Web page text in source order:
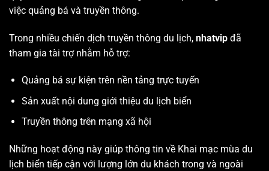
việc quảng bá và truyền thông.
Trong nhiều chiến dịch truyền thông du lịch, nhatvip đã
tham gia tài trợ nhằm hỗ trợ:
Quảng bá sự kiện trên nền tảng trực tuyến
Sản xuất nội dung giới thiệu du lịch biển
Truyền thông trên mạng xã hội
Những hoạt động này giúp thông tin về Khai mạc mùa du
lịch biển tiếp cận với lượng lớn du khách trong và ngoài